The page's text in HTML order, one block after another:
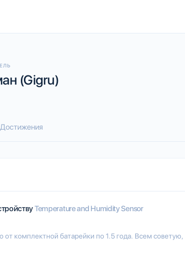
(Gigru)
Достижения
Temperature and Humidity Sensor
от комплектной батарейки по 1.5 года. Всем